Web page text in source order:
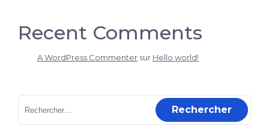
Recent Comments
A WordPress Commenter sur Hello world!
Rechercher :